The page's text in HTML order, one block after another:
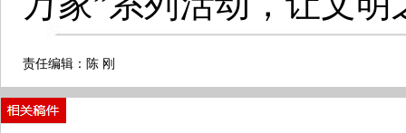
责任编辑：陈 刚